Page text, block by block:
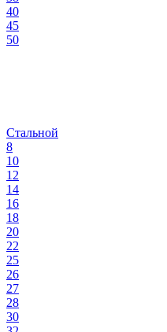
40
45
50
Стальной
8
10
12
14
16
18
20
22
25
26
27
28
30